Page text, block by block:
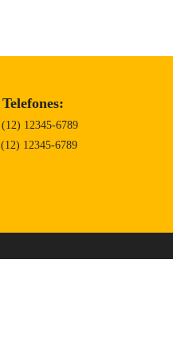
Telefones:
(12) 12345-6789
(12) 12345-6789